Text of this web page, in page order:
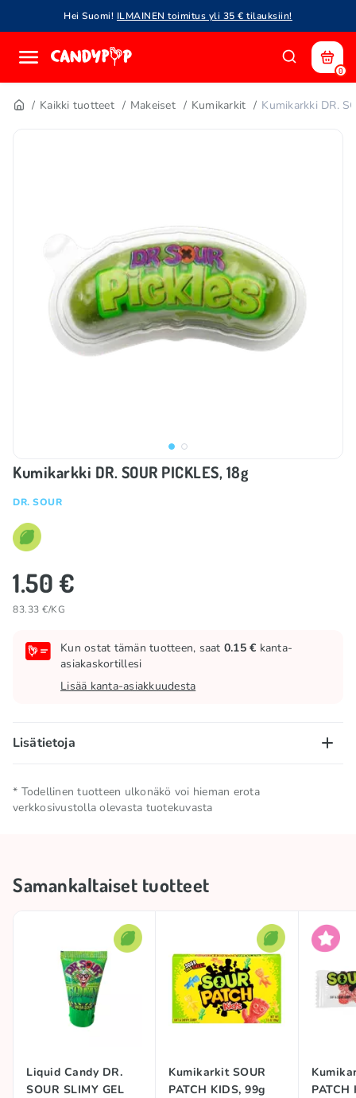
Hei Suomi! ILMAINEN toimitus yli 35 € tilauksiin!
0
Kaikki tuotteet Makeiset Kumikarkit Kumikarkki DR.
Kumikarkki DR. SOUR PICKLES, 18g
DR. SOUR
1.50 €
83.33 €/KG
Kun ostat tämän tuotteen, saat 0.15 € kanta-
asiakaskortillesi
Lisää kanta-asiakkuudesta
Lisätietoja
Nettomäärä 0.018 KG
Kokoelma 🍋 Hapan kokoelma
Alkuperämaa Kiina
Tuotemerkki DR. SOUR
* Todellinen tuotteen ulkonäkö voi hieman erota
verkkosivustolla olevasta tuotekuvasta
Samankaltaiset tuotteet
Liquid Candy DR.
SOUR SLIMY GEL
Kumikarkit SOUR
PATCH KIDS, 99g
PATCH